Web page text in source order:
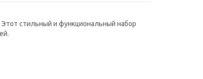
стильный и функциональный набор